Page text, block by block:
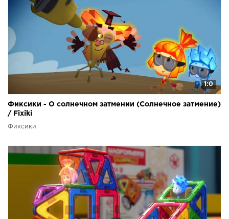
1:0
Фиксики - О солнечном затмении (Солнечное затмение)
/ Fixiki
Фиксики